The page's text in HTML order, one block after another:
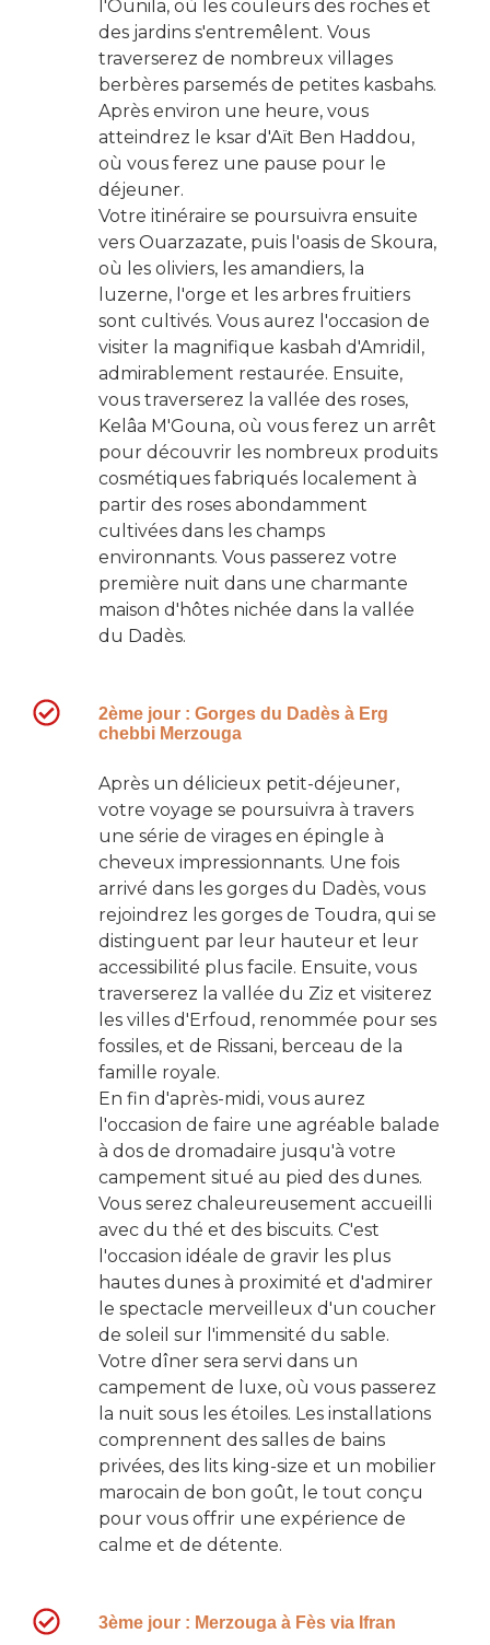
l'Ounila, où les couleurs des roches et
des jardins s'entremêlent. Vous
traverserez de nombreux villages
berbères parsemés de petites kasbahs.
Après environ une heure, vous
atteindrez le ksar d'Aït Ben Haddou,
où vous ferez une pause pour le
déjeuner.
Votre itinéraire se poursuivra ensuite
vers Ouarzazate, puis l'oasis de Skoura,
où les oliviers, les amandiers, la
luzerne, l'orge et les arbres fruitiers
sont cultivés. Vous aurez l'occasion de
visiter la magnifique kasbah d'Amridil,
admirablement restaurée. Ensuite,
vous traverserez la vallée des roses,
Kelâa M'Gouna, où vous ferez un arrêt
pour découvrir les nombreux produits
cosmétiques fabriqués localement à
partir des roses abondamment
cultivées dans les champs
environnants. Vous passerez votre
première nuit dans une charmante
maison d'hôtes nichée dans la vallée
du Dadès.
2ème jour : Gorges du Dadès à Erg
chebbi Merzouga
Après un délicieux petit-déjeuner,
votre voyage se poursuivra à travers
une série de virages en épingle à
cheveux impressionnants. Une fois
arrivé dans les gorges du Dadès, vous
rejoindrez les gorges de Toudra, qui se
distinguent par leur hauteur et leur
accessibilité plus facile. Ensuite, vous
traverserez la vallée du Ziz et visiterez
les villes d'Erfoud, renommée pour ses
fossiles, et de Rissani, berceau de la
famille royale.
En fin d'après-midi, vous aurez
l'occasion de faire une agréable balade
à dos de dromadaire jusqu'à votre
campement situé au pied des dunes.
Vous serez chaleureusement accueilli
avec du thé et des biscuits. C'est
l'occasion idéale de gravir les plus
hautes dunes à proximité et d'admirer
le spectacle merveilleux d'un coucher
de soleil sur l'immensité du sable.
Votre dîner sera servi dans un
campement de luxe, où vous passerez
la nuit sous les étoiles. Les installations
comprennent des salles de bains
privées, des lits king-size et un mobilier
marocain de bon goût, le tout conçu
pour vous offrir une expérience de
calme et de détente.
3ème jour : Merzouga à Fès via Ifran